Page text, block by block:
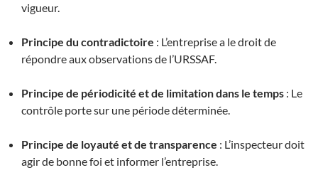
vigueur.
Principe du contradictoire : L’entreprise a le droit de
répondre aux observations de l’URSSAF.
Principe de périodicité et de limitation dans le temps : Le
contrôle porte sur une période déterminée.
Principe de loyauté et de transparence : L’inspecteur doit
agir de bonne foi et informer l’entreprise.